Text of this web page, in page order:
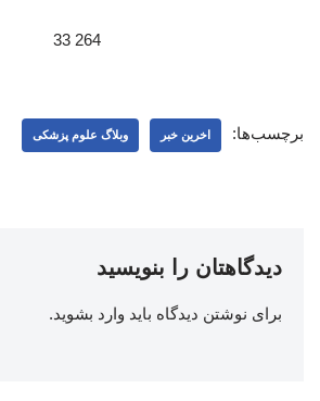
264 33
برچسب‌ها: اخرین خبر وبلاگ علوم پزشکی
دیدگاهتان را بنویسید
برای نوشتن دیدگاه باید وارد بشوید.